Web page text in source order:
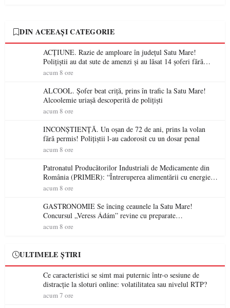
DIN ACEEAȘI CATEGORIE
ACȚIUNE. Razie de amploare în județul Satu Mare!
Polițiștii au dat sute de amenzi și au lăsat 14 șoferi fără
permis într-o singură zi
acum 8 ore
ALCOOL. Șofer beat criță, prins în trafic la Satu Mare!
Alcoolemie uriașă descoperită de polițiști
acum 8 ore
INCONȘTIENȚĂ. Un oșan de 72 de ani, prins la volan
fără permis! Polițiștii l-au cadorosit cu un dosar penal
acum 8 ore
Patronatul Producătorilor Industriali de Medicamente din
România (PRIMER): “Întreruperea alimentării cu energie
electrică a fabricilor de medicamente va pune în pericol
acum 8 ore
GASTRONOMIE Se încing ceaunele la Satu Mare!
Concursul „Veress Ádám” revine cu preparate
spectaculoase, premii și un jurat de renume
acum 8 ore
ULTIMELE ȘTIRI
Ce caracteristici se simt mai puternic într-o sesiune de
distracție la sloturi online: volatilitatea sau nivelul RTP?
acum 7 ore